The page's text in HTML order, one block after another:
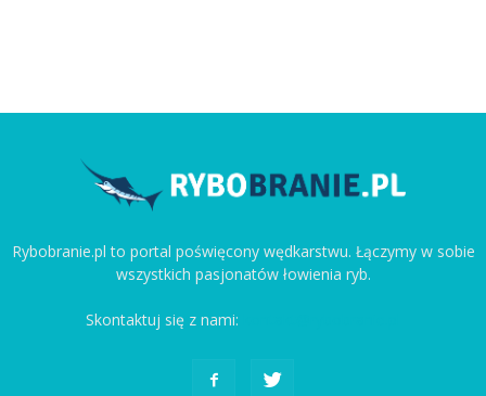
Rybobranie.pl to portal poświęcony wędkarstwu. Łączymy w sobie
wszystkich pasjonatów łowienia ryb.
Skontaktuj się z nami: